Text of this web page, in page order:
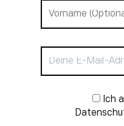
Newsletter-